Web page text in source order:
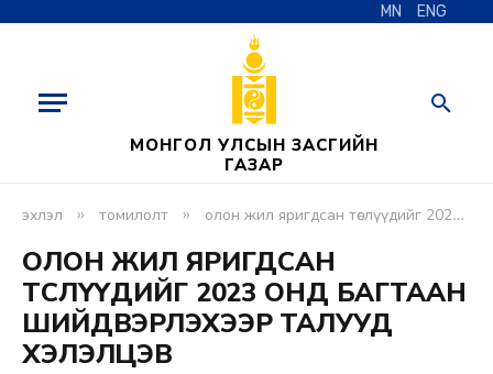
MN ENG
МОНГОЛ УЛСЫН ЗАСГИЙН
ГАЗАР
эхлэл » томилолт » олон жил яригдсан төслүүдийг 2023 онд багтаан шийдвэрлэхээр талууд хэлэлцэв
ОЛОН ЖИЛ ЯРИГДСАН
ТӨСЛҮҮДИЙГ 2023 ОНД БАГТААН
ШИЙДВЭРЛЭХЭЭР ТАЛУУД
ХЭЛЭЛЦЭВ